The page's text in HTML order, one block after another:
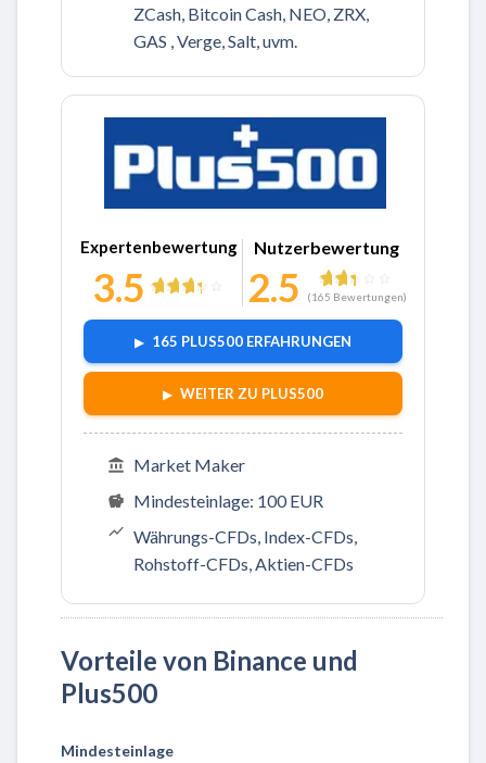
ZCash, Bitcoin Cash, NEO, ZRX,
GAS , Verge, Salt, uvm.
Expertenbewertung
3.5
Nutzerbewertung
2.5 (165 Bewertungen)
165 PLUS500 ERFAHRUNGEN
WEITER ZU PLUS500
Market Maker
Mindesteinlage: 100 EUR
Währungs-CFDs, Index-CFDs,
Rohstoff-CFDs, Aktien-CFDs
Vorteile von Binance und
Plus500
Mindesteinlage